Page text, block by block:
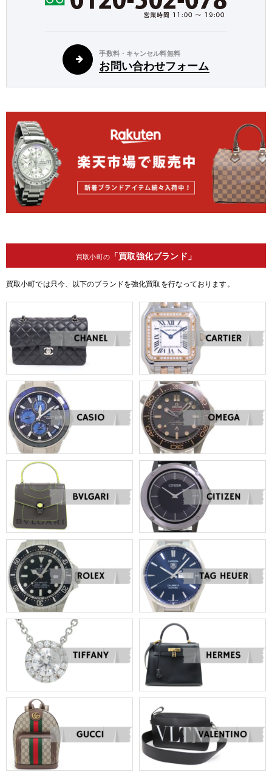
手数料・キャンセル料無料
お問い合わせフォーム
買取小町の「買取強化ブランド」
買取小町では只今、以下のブランドを強化買取を行なっております。